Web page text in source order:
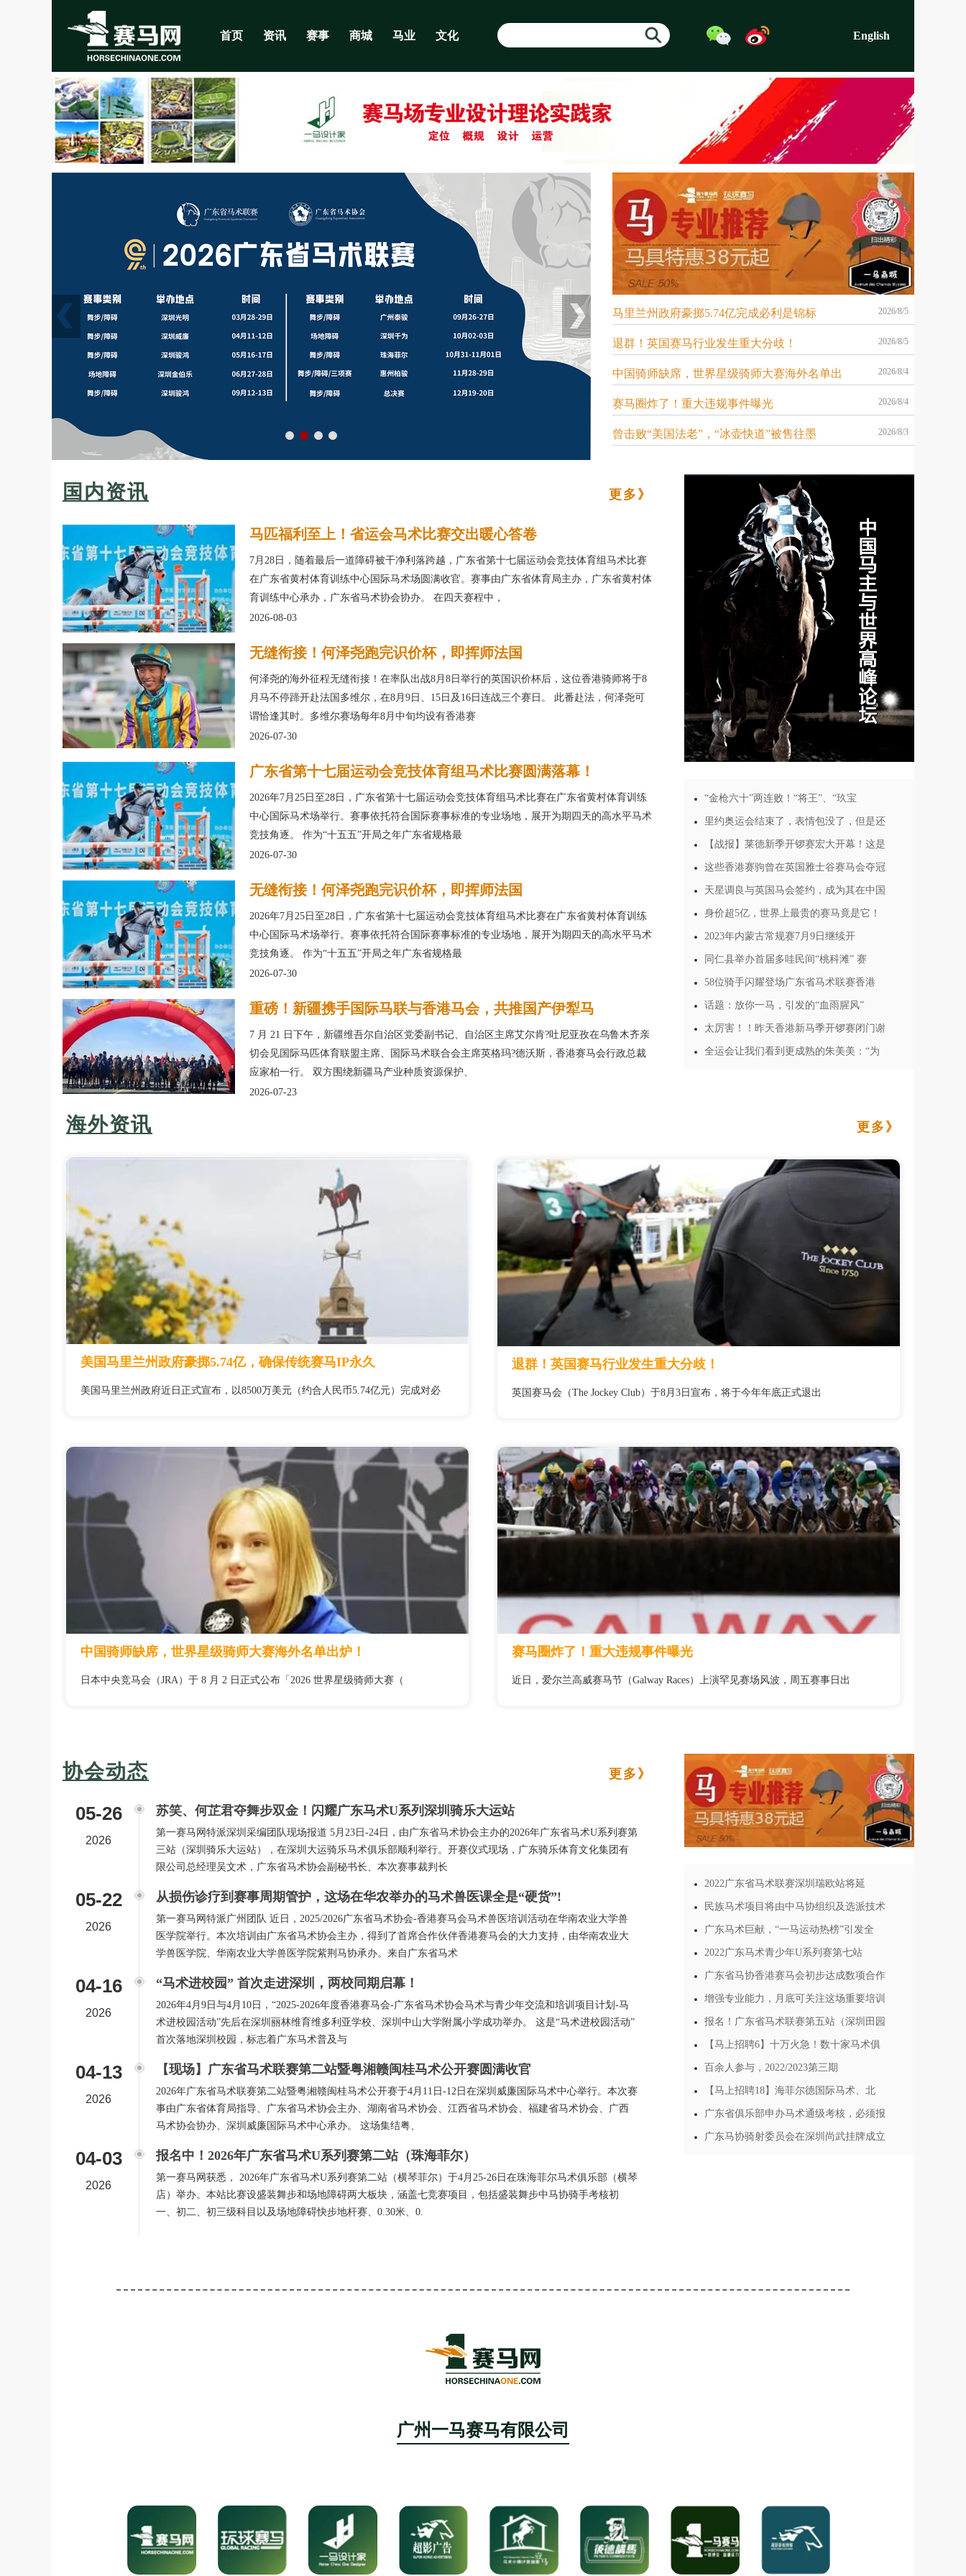
首页 资讯 赛事 商城 马业 文化 English
马里兰州政府豪掷5.74亿完成必利是锦标 2026/8/5
退群！英国赛马行业发生重大分歧！ 2026/8/5
中国骑师缺席，世界星级骑师大赛海外名单出 2026/8/4
赛马圈炸了！重大违规事件曝光 2026/8/4
曾击败“美国法老”，“冰壶快道”被售往墨 2026/8/3
国内资讯 更多》
马匹福利至上！省运会马术比赛交出暖心答卷
7月28日，随着最后一道障碍被干净利落跨越，广东省第十七届运动会竞技体育组马术比赛
在广东省黄村体育训练中心国际马术场圆满收官。赛事由广东省体育局主办，广东省黄村体
育训练中心承办，广东省马术协会协办。 在四天赛程中，
2026-08-03
无缝衔接！何泽尧跑完识价杯，即挥师法国
何泽尧的海外征程无缝衔接！在率队出战8月8日举行的英国识价杯后，这位香港骑师将于8
月马不停蹄开赴法国多维尔，在8月9日、15日及16日连战三个赛日。 此番赴法，何泽尧可
谓恰逢其时。多维尔赛场每年8月中旬均设有香港赛
2026-07-30
广东省第十七届运动会竞技体育组马术比赛圆满落幕！
2026年7月25日至28日，广东省第十七届运动会竞技体育组马术比赛在广东省黄村体育训练
中心国际马术场举行。赛事依托符合国际赛事标准的专业场地，展开为期四天的高水平马术
竞技角逐。 作为“十五五”开局之年广东省规格最
2026-07-30
无缝衔接！何泽尧跑完识价杯，即挥师法国
2026年7月25日至28日，广东省第十七届运动会竞技体育组马术比赛在广东省黄村体育训练
中心国际马术场举行。赛事依托符合国际赛事标准的专业场地，展开为期四天的高水平马术
竞技角逐。 作为“十五五”开局之年广东省规格最
2026-07-30
重磅！新疆携手国际马联与香港马会，共推国产伊犁马
7 月 21 日下午，新疆维吾尔自治区党委副书记、自治区主席艾尔肯?吐尼亚孜在乌鲁木齐亲
切会见国际马匹体育联盟主席、国际马术联合会主席英格玛?德沃斯，香港赛马会行政总裁
应家柏一行。 双方围绕新疆马产业种质资源保护、
2026-07-23
“金枪六十”两连败！“将王”、“玖宝
里约奥运会结束了，表情包没了，但是还
【战报】莱德新季开锣赛宏大开幕！这是
这些香港赛驹曾在英国雅士谷赛马会夺冠
天星调良与英国马会签约，成为其在中国
身价超5亿，世界上最贵的赛马竟是它！
2023年内蒙古常规赛7月9日继续开
同仁县举办首届多哇民间“桃科滩” 赛
58位骑手闪耀登场广东省马术联赛香港
话题：放你一马，引发的“血雨腥风”
太厉害！！昨天香港新马季开锣赛闭门谢
全运会让我们看到更成熟的朱美美：“为
海外资讯 更多》
美国马里兰州政府豪掷5.74亿，确保传统赛马IP永久
美国马里兰州政府近日正式宣布，以8500万美元（约合人民币5.74亿元）完成对必
退群！英国赛马行业发生重大分歧！
英国赛马会（The Jockey Club）于8月3日宣布，将于今年年底正式退出
中国骑师缺席，世界星级骑师大赛海外名单出炉！
日本中央竞马会（JRA）于 8 月 2 日正式公布「2026 世界星级骑师大赛（
赛马圈炸了！重大违规事件曝光
近日，爱尔兰高威赛马节（Galway Races）上演罕见赛场风波，周五赛事日出
协会动态 更多》
05-26
2026
苏笑、何芷君夺舞步双金！闪耀广东马术U系列深圳骑乐大运站
第一赛马网特派深圳采编团队现场报道 5月23日-24日，由广东省马术协会主办的2026年广东省马术U系列赛第
三站（深圳骑乐大运站），在深圳大运骑乐马术俱乐部顺利举行。开赛仪式现场，广东骑乐体育文化集团有
限公司总经理吴文术，广东省马术协会副秘书长、本次赛事裁判长
05-22
2026
从损伤诊疗到赛事周期管护，这场在华农举办的马术兽医课全是“硬货”!
第一赛马网特派广州团队 近日，2025/2026广东省马术协会-香港赛马会马术兽医培训活动在华南农业大学兽
医学院举行。本次培训由广东省马术协会主办，得到了首席合作伙伴香港赛马会的大力支持，由华南农业大
学兽医学院、华南农业大学兽医学院紫荆马协承办。来自广东省马术
04-16
2026
“马术进校园” 首次走进深圳，两校同期启幕！
2026年4月9日与4月10日，“2025-2026年度香港赛马会-广东省马术协会马术与青少年交流和培训项目计划-马
术进校园活动”先后在深圳丽林维育维多利亚学校、深圳中山大学附属小学成功举办。 这是“马术进校园活动”
首次落地深圳校园，标志着广东马术普及与
04-13
2026
【现场】广东省马术联赛第二站暨粤湘赣闽桂马术公开赛圆满收官
2026年广东省马术联赛第二站暨粤湘赣闽桂马术公开赛于4月11日-12日在深圳威廉国际马术中心举行。本次赛
事由广东省体育局指导、广东省马术协会主办、湖南省马术协会、江西省马术协会、福建省马术协会、广西
马术协会协办、深圳威廉国际马术中心承办。 这场集结粤、
04-03
2026
报名中！2026年广东省马术U系列赛第二站（珠海菲尔）
第一赛马网获悉， 2026年广东省马术U系列赛第二站（横琴菲尔）于4月25-26日在珠海菲尔马术俱乐部（横琴
店）举办。本站比赛设盛装舞步和场地障碍两大板块，涵盖七竞赛项目，包括盛装舞步中马协骑手考核初
一、初二、初三级科目以及场地障碍快步地杆赛、0.30米、0.
2022广东省马术联赛深圳瑞欧站将延
民族马术项目将由中马协组织及选派技术
广东马术巨献，“一马运动热榜”引发全
2022广东马术青少年U系列赛第七站
广东省马协香港赛马会初步达成数项合作
增强专业能力，月底可关注这场重要培训
报名！广东省马术联赛第五站（深圳田园
【马上招聘6】十万火急！数十家马术俱
百余人参与，2022/2023第三期
【马上招聘18】海菲尔德国际马术、北
广东省俱乐部申办马术通级考核，必须报
广东马协骑射委员会在深圳尚武挂牌成立
广州一马赛马有限公司